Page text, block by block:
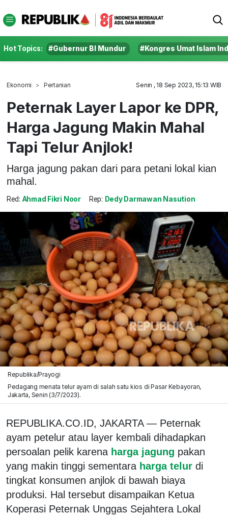
Hot Topics: #Gubernur BI Mundur #Kongres Umat Islam
Ekonomi Pertanian Senin , 18 Sep 2023, 15:13 WIB
Peternak Layer Lapor ke DPR,
Harga Jagung Makin Mahal
Tapi Telur Anjlok!
Harga jagung pakan dari para petani lokal kian
mahal.
Red: Ahmad Fikri Noor Rep: Dedy Darmawan Nasution
Republika/Prayogi
Pedagang menata telur ayam di salah satu kios di Pasar Kebayoran,
Jakarta, Senin (3/7/2023).
REPUBLIKA.CO.ID, JAKARTA — Peternak
ayam petelur atau layer kembali dihadapkan
persoalan pelik karena harga jagung pakan
yang makin tinggi sementara harga telur di
tingkat konsumen anjlok di bawah biaya
produksi. Hal tersebut disampaikan Ketua
Koperasi Peternak Unggas Sejahtera Lokal